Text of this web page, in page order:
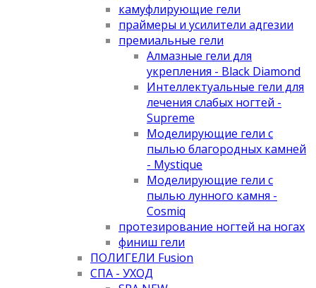
камуфлирующие гели
праймеры и усилители адгезии
премиальные гели
Алмазные гели для
укрепления - Black Diamond
Интеллектуальные гели для
лечения слабых ногтей -
Supreme
Моделирующие гели с
пылью благородных камней
- Mystique
Моделирующие гели с
пылью лунного камня -
Cosmiq
протезирование ногтей на ногах
финиш гели
ПОЛИГЕЛИ Fusion
СПА - УХОД